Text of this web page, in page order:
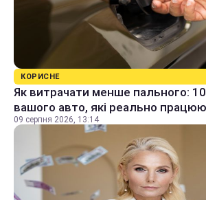
КОРИСНЕ
Як витрачати менше пального:
вашого авто, які реально
09 серпня 2026, 13:14